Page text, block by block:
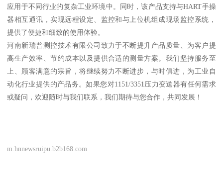
应用于不同行业的复杂工业环境中。同时，该产品支持与HART手操
器相互通讯，实现远程设定、监控和与上位机组成现场监控系统，
提供了便捷和细致的使用体验。
河南新瑞普测控技术有限公司致力于不断提升产品质量、为客户提
高生产效率、节约成本以及提供合适的测量方案。我们坚持服务至
上、顾客满意的宗旨，将继续努力不断进步，与时俱进，为工业自
动化行业提供的产品务。如果您对1151/3351压力变送器有任何需求
或疑问，欢迎随时与我们联系，我们期待与您合作，共同发展！
m.hnnewsruipu.b2b168.com